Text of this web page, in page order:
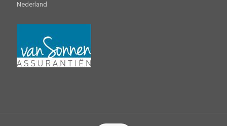
Nederland